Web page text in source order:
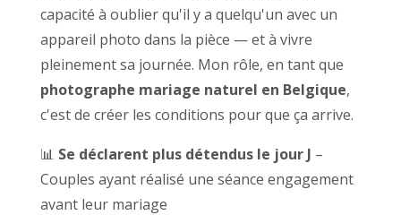
capacité à oublier qu'il y a quelqu'un avec un
appareil photo dans la pièce — et à vivre
pleinement sa journée. Mon rôle, en tant que
photographe mariage naturel en Belgique,
c'est de créer les conditions pour que ça arrive.
📊 Se déclarent plus détendus le jour J –
Couples ayant réalisé une séance engagement
avant leur mariage